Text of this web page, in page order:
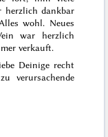
herzlich dankbar
wohl. Neues
war herzlich
verkauft.
Deinige recht
verursachende